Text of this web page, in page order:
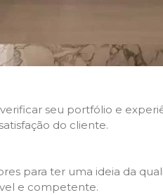
seu portfólio e
do cliente.
para ter uma ideia da
e competente.